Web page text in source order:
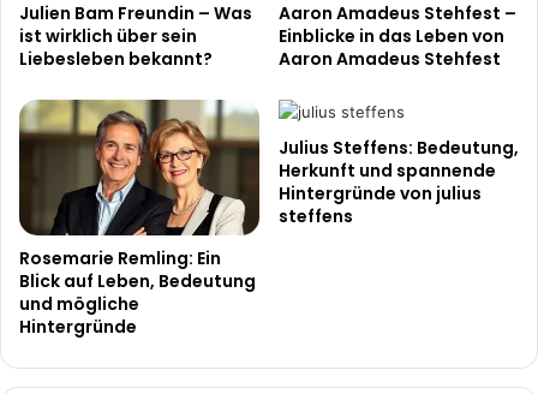
Julien Bam Freundin – Was
ist wirklich über sein
Liebesleben bekannt?
Aaron Amadeus Stehfest –
Einblicke in das Leben von
Aaron Amadeus Stehfest
Rosemarie Remling: Ein
Blick auf Leben, Bedeutung
und mögliche
Hintergründe
Julius Steffens: Bedeutung,
Herkunft und spannende
Hintergründe von julius
steffens